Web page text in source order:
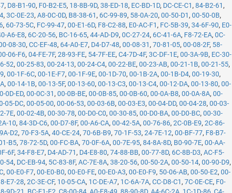
, D8-B1-90, F0-B2-E5, 18-8B-9D,38-ED-18, EC-BD-1D, DC-CE-C1 ,84-B2-61 ,
,3C-0E-23,A8-0C-0D, B8-38-61 , 6C-99-89, 58-0A-20,00-50-D1 ,00-50-0B,
, 60-73-5C, FC-99-47,00-E1-6D, F8-C2-88, E0-AC-F1 , FC-5B-39,34-6F-90, E0-
A6-E8, 6C-20-56, BC-16-65,44-AD-D9,0C-27-24, 6C-41-6A, F8-72-EA,0C-
08-30,CC-EF-48, 64-A0-E7, D4-D7-48,00-08-31 ,70-81-05,00-08-2F, 58-
06-F6,04-FE-7F,28-93-FE, 54-7F-EE,C4-7D-4F,3C-DF-1E,00-3A-9B, EC-30-
52,00-25-83,00-24-13,00-24-C4,00-22-BE,00-23-AB,00-21-1B,00-21-55,
,00-1F-6C,00-1E-F7,00-1F-9E,00-1D-70,00-1B-2A,00-1B-D4,00-19-30,
,00-14-1B,00-13-5F,00-13-60,00-13-C3,00-13-C4,00-12-DA,00-13-80,00-
0D-ED,00-0C-31 ,00-0B-BE,00-0B-85,00-0B-60,00-0A-B8,00-0A-8A,00-
05-DC,00-05-00,00-06-53,00-03-6B,00-03-E3,00-04-DD,00-04-28,00-03-
7E,00-02-4B,00-30-78,00-D0-C0,00-30-85,00-D0-BA,00-D0-BC,00-30-
10,84-3D-C6,00-D7-8F,00-A6-CA,00-42-5A,00-76-86,2C-0B-E9,2C-86-
D2,70-F3-5A,40-CE-24,70-6B-B9,70-1F-53,24-7E-12,00-BF-77, F8-B7-
B5,78-72-5D,00-FC-BA,70-0F-6A,00-7E-95,84-8A-8D, B0-90-7E,00-AA-
6F,34-F8-E7, D4-AD-71 , D4-E8-80,74-88-BB,00-77-8D, 6C-8B-D3,AC-F5-
54, DC-EB-94, 5C-83-8F,AC-7E-8A,38-20-56,00-50-2A,00-50-14,00-90-D9,
,00-E0-F7,00-E0-B0,00-E0-FE,00-E0-A3,00-E0-F9, 50-06-AB,00-50-E2,00-
E7-28,2C-3E-CF, 10-05-CA, 1C-DE-A7, 1C-6A-7A,CC-D8-C1 ,7C-0E-CE, F0-